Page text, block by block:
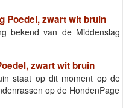
Poedel, zwart wit bruin
bekend van de Middenslag
zwart wit bruin
staat op dit moment op de
op de HondenPage